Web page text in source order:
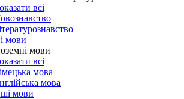
всі
мови
мови
всі
мова
мова
мови